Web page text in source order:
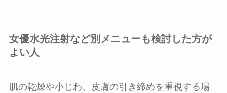
女優水光注射など別メニューも検討した方が
よい人
肌の乾燥や小じわ、皮膚の引き締めを重視する場